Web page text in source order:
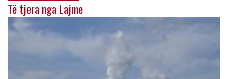
Të tjera nga Lajme